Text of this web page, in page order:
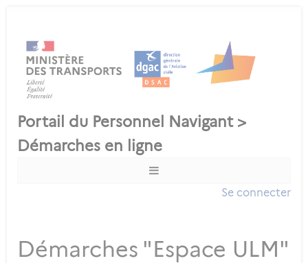
Se connecter
Démarches "Espace ULM"